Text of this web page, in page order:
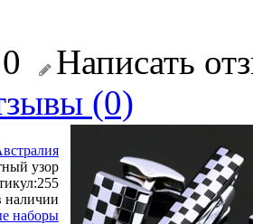
Написать
(0)
узор
255
наличии
наборы